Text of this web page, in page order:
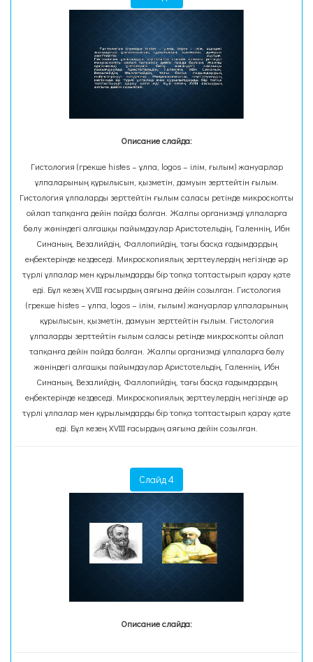
Описание слайда:
Гистология (грекше histes – ұлпа, logos – ілім, ғылым) жануарлар
ұлпаларының құрылысын, қызметін, дамуын зерттейтін ғылым.
Гистология ұлпаларды зерттейтін ғылым саласы ретінде микроскопты
ойлап тапқанға дейін пайда болған. Жалпы организмді ұлпаларға
бөлу жөніндегі алғашқы пайымдаулар Аристотельдің, Галеннің, Ибн
Синаның, Везалийдің, Фаллопийдің, тағы басқа ғадымдардың
еңбектерінде кездеседі. Микроскопиялық зерттеулердің негізінде әр
түрлі ұлпалар мен құрылымдарды бір топқа топтастырып қарау қате
еді. Бұл кезең XVIII ғасырдың аяғына дейін созылған. Гистология
(грекше histes – ұлпа, logos – ілім, ғылым) жануарлар ұлпаларының
құрылысын, қызметін, дамуын зерттейтін ғылым. Гистология
ұлпаларды зерттейтін ғылым саласы ретінде микроскопты ойлап
тапқанға дейін пайда болған. Жалпы организмді ұлпаларға бөлу
жөніндегі алғашқы пайымдаулар Аристотельдің, Галеннің, Ибн
Синаның, Везалийдің, Фаллопийдің, тағы басқа ғадымдардың
еңбектерінде кездеседі. Микроскопиялық зерттеулердің негізінде әр
түрлі ұлпалар мен құрылымдарды бір топқа топтастырып қарау қате
еді. Бұл кезең XVIII ғасырдың аяғына дейін созылған.
Слайд 4
Описание слайда: